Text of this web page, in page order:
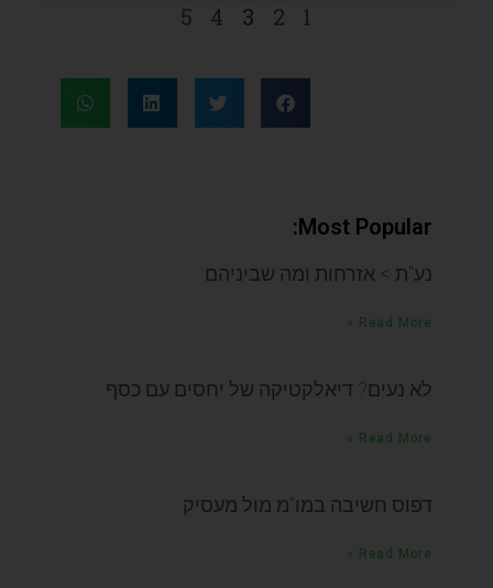
1
2
3
4
5
Most Popular:
נע"ת > אזרחות ומה שביניהם
Read More »
לא נעים? דיאלקטיקה של יחסים עם כסף
Read More »
דפוס חשיבה במו"מ מול מעסיק
Read More »